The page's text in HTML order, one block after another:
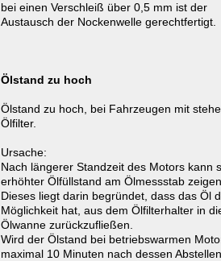
bei einen Verschleiß über 0,5 mm ist der
Austausch der Nockenwelle gerechtfertigt.
Ölstand zu hoch
Ölstand zu hoch, bei Fahrzeugen mit
Ölfilter.
Ursache:
Nach längerer Standzeit des Motors kann
erhöhter Ölfüllstand am Ölmessstab
Dieses liegt darin begründet, dass das Öl
Möglichkeit hat, aus dem Ölfilterhalter in
Ölwanne zurückzufließen.
Wird der Ölstand bei betriebswarmen
maximal 10 Minuten nach dessen Abstellen